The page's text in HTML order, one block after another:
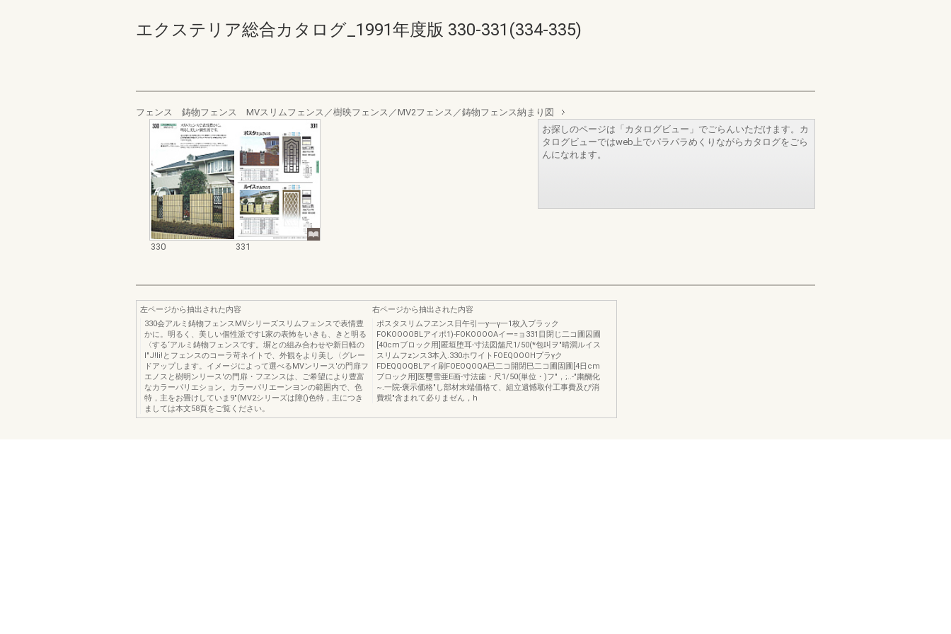
エクステリア総合カタログ_1991年度版 330-331(334-335)
フェンス 鋳物フェンス MVスリムフェンス／樹映フェンス／MV2フェンス／鋳物フェンス納まり図
330 331
お探しのページは「カタログビュー」でごらんいただけます。カ
タログビューではweb上でパラパラめくりながらカタログをごら
んになれます。
左ページから抽出された内容
330会アルミ鋳物フェンスMVシリーズスリムフェンスで表情豊
かに。明るく、美しい個性派ですL家の表怖をいきも、きと明る
〈する‘アルミ鋳物フェンスです。塀との組み合わせや新日軽の
I"J!Ii!とフェンスのコーラ苛ネイトで、外観をより美し〈グレー
ドアップします。イメージによって選べるMVンリース'の門扉フ
エノスと樹明ンリース'の門扉・フヱンスは、ご希望により豊富
なカラーパリエション。カラーパリエーンヨンの範囲内で、色
特，主をお畳けしていま9"(MV2シリーズは障()色特，主につき
ましては本文58頁をご覧ください。
右ページから抽出された内容
ポスタスリムフヱンス日午引一y一γ一1枚入プラック
FOKOOOOBLアイポ1)-FOKOOOOAイー=ョ331目閉じ二コ圃囚圃
[40cmブロック用]匿垣堕耳-寸法図舗尺1/50(*包叫ヲ"晴澗ルイス
スリムフzンス3本入.330ホワイトFOEQOOOHプラγク
FDEQQOQBLアイ刷FOEOQOQA巳二コ開閉巳二コ圃固圃[4日cm
ブロック用]医璽雪亜E画-寸法歯・尺1/50(単位・)フ"，;..-"粛醐化
~.一院-褒示価格"し部材末端価格て、組立遺憾取付工事費及ぴ消
費税"含まれて必りまゼん，h